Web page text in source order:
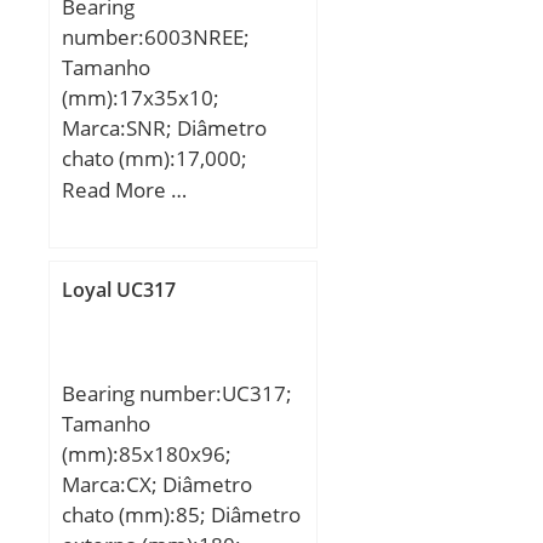
Bore:0.787 Inch | 20
Millimeter; Outside
Diameter:1.85 Inch | 47
Millimeter;
Bearing
number:6003NREE;
Tamanho
(mm):17x35x10;
Marca:SNR; Diâmetro
chato (mm):17,000;
Diâmetro externo
mm; D:35,000 mm;
B:10,000 mm; C:10,000
Read More …
Loyal UC317
Bearing number:UC317;
Tamanho
(mm):85x180x96;
Marca:CX; Diâmetro
chato (mm):85; Diâmetro